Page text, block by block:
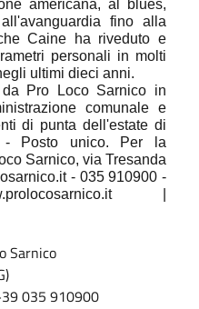
americana, al blues,
fino alla
Caine ha riveduto e
personali in molti
ultimi dieci anni.
da Pro Loco Sarnico in
comunale e
di punta dell'estate di
- Posto unico. Per la
Sarnico, via Tresanda
- 035 910900 -
|
Sarnico
035 910900